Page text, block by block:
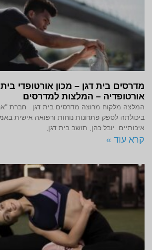
מדרסים בית דגן – מכון אורטופדי
אורטופדיה – המלצות למדרסים
המלצה מלקוח מרוצה מדרסים בית דגן חברת
ביכולתה לספק פתרונות נוחות ורפואה אישית
איכותיים. יובל כהן, תושב בית דגן,
קרא עוד »